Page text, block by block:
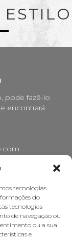
tecnologias
do
tecnologias
de navegação ou
ou a sua
e
pode fazê-lo
encontrará